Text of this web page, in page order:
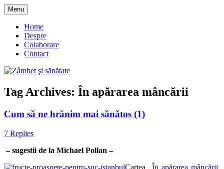
Skip
to
content
Zâmbet şi sănătate
Menu
Home
Despre
Colaborare
Contact
Tag Archives: În apărarea mâncării
Cum să ne hrănim mai sănătos (1)
7 Replies
– sugestii de la Michael Pollan –
Cartea „În apărarea mâncării.